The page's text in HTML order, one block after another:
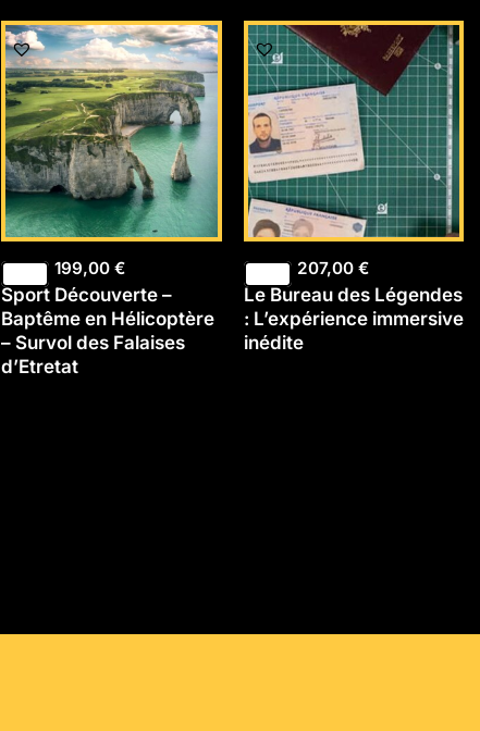
199,00€
Sport Découverte –
Baptême en Hélicoptère
– Survol des Falaises
d’Etretat
207,00 €
Le Bureau des Légendes
: L’expérience immersive
inédite